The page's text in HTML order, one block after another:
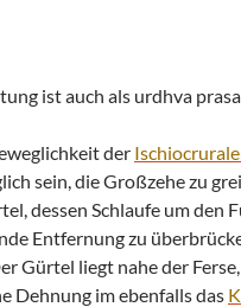
ist auch als urdhva
der
sein, die Großzehe zu
dessen Schlaufe um den
Entfernung zu
Gürtel liegt nahe der
Dehnung im ebenfalls das